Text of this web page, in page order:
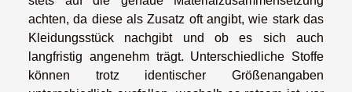
achten, da diese als Zusatz oft angibt, wie stark das
Kleidungsstück nachgibt und ob es sich auch
langfristig angenehm trägt. Unterschiedliche Stoffe
können trotz identischer Größenangaben